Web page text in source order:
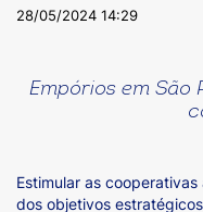
28/05/2024 14:29
Empórios em São
Estimular as
dos objetivos